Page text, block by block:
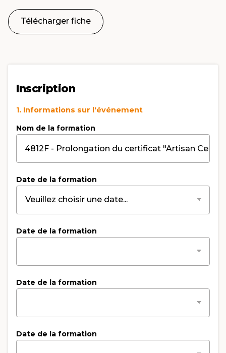
Télécharger fiche
Inscription
1. Informations sur l'événement
Nom de la formation
Date de la formation
Date de la formation
Date de la formation
Date de la formation